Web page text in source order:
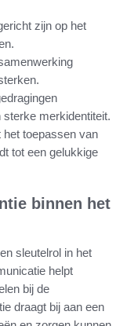
zijn op het
sterke merkidentiteit.
toepassen van
tot een gelukkige
binnen het
sleutelrol in het
helpt
bij de
draagt bij aan een